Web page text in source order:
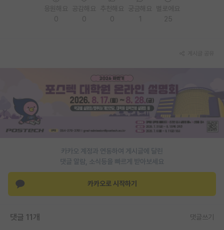
특수/전문대학원 게시판
반도체/AI 게시판
장학금/장학생 게시판
홍보 게시판
커리어
카카오 계정과 연동하여 게시글에 달린
댓글 알람, 소식등을 빠르게 받아보세요
카카오로 시작하기
댓글 11개 댓글쓰기